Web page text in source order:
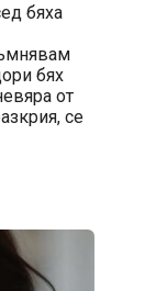
бяха
бях
от
се